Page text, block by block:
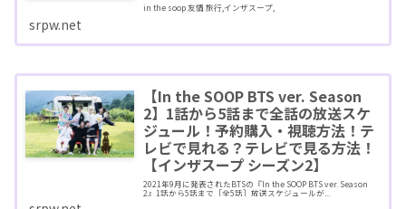
in the soop 友情 旅行,インザスープ,
srpw.net
【In the SOOP BTS ver. Season
2】1話から5話まで全話の放送スケ
ジュール！予約購入・視聴方法！テ
レビで見れる？テレビで見る方法！
【インザスープ シーズン2】
2021年9月に発表されたBTSの『In the SOOP BTS ver. Season
2』1話から5話まで［全5話］放送スケジュールが...